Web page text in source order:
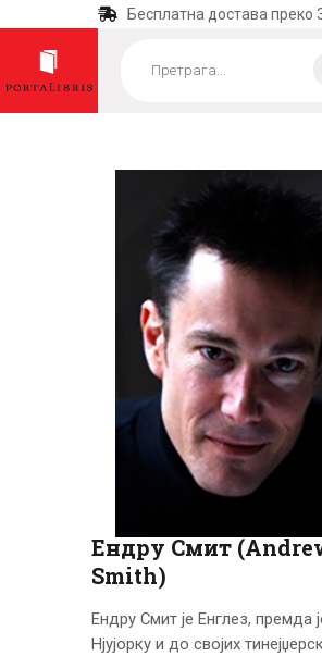
Бесплатна достава преко
search
КАТЕГОРИЈЕ
НАЈПРОДАВАНИЈЕ
НОВЕ КЊИГЕ
ОТРГНУТО ОД
ЗАБОРАВА
АУТОРИ
АКТУЕЛНОСТИ
ЦЕНОВНИК
ПИСМО
Ендру Смит
Smith)
Ендру Смит је Енглез, премда
Нјујорку и до својих